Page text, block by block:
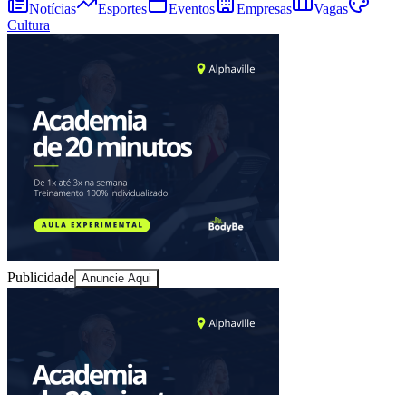
Notícias Esportes Eventos Empresas
Vagas
Cultura
Publicidade Anuncie Aqui